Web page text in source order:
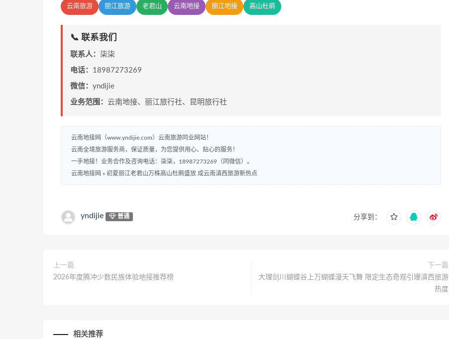
云南旅游 丽江旅游 老君山 云南地接 丽江地接 高山杜鹃
📞 联系我们
联系人： 柒柒
电话： 18987273269
微信： yndijie
业务范围： 云南地接、丽江旅行社、昆明旅行社
云南地接网（www.yndijie.com）云南旅游同业网站！
云南全境旅游服务商，保证质量，为您提供用心、贴心的服务！
一手地接！业务合作及咨询电话：柒柒，18987273269（同微信）。
云南地接网 » 初夏丽江老君山万株高山杜鹃盛放 成云南滇西旅游新热点
yndijie 普通 分享到：
上一篇
2026年度腾冲少数民族体验地接推荐榜
下一篇
大理剑川蝴蝶谷上万蝴蝶漫天飞舞 限定生态奇观引爆滇西旅游
热度
相关推荐